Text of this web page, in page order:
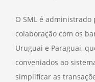
O SML é administrado
colaboração com os
Uruguai e Paraguai,
conveniados ao
simplificar as